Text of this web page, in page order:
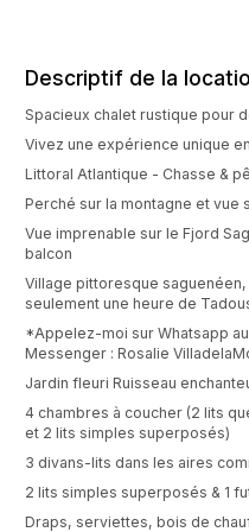
Descriptif de la
Spacieux chalet rustique pour
Vivez une expérience unique
Littoral Atlantique - Chasse &
Perché sur la montagne et vue
Vue imprenable sur le Fjord
balcon
Village pittoresque
seulement une heure de
*Appelez-moi sur Whatsapp
Messenger : Rosalie
Jardin fleuri Ruisseau
4 chambres à coucher (2 lits
et 2 lits simples superposés)
3 divans-lits dans les aires
2 lits simples superposés & 1
Draps, serviettes, bois de